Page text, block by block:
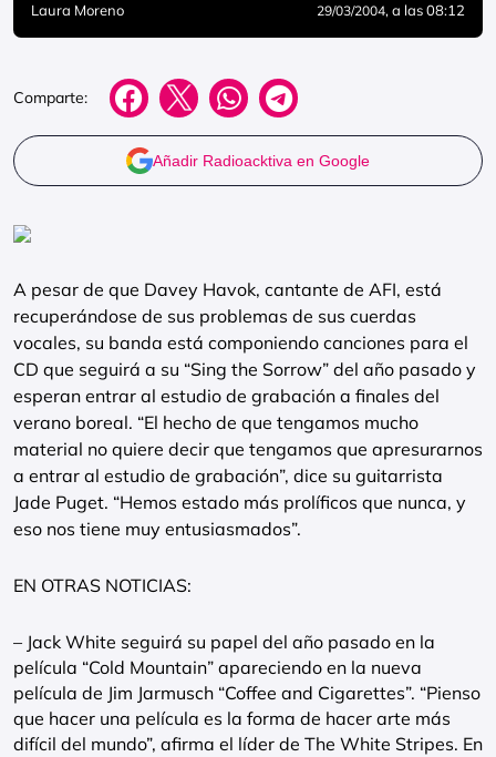
Laura Moreno 29/03/2004, a las 08:12
Comparte:
Añadir Radioacktiva en Google
A pesar de que Davey Havok, cantante de AFI, está
recuperándose de sus problemas de sus cuerdas
vocales, su banda está componiendo canciones para el
CD que seguirá a su “Sing the Sorrow” del año pasado y
esperan entrar al estudio de grabación a finales del
verano boreal. “El hecho de que tengamos mucho
material no quiere decir que tengamos que apresurarnos
a entrar al estudio de grabación”, dice su guitarrista
Jade Puget. “Hemos estado más prolíficos que nunca, y
eso nos tiene muy entusiasmados”.
EN OTRAS NOTICIAS:
– Jack White seguirá su papel del año pasado en la
película “Cold Mountain” apareciendo en la nueva
película de Jim Jarmusch “Coffee and Cigarettes”. “Pienso
que hacer una película es la forma de hacer arte más
difícil del mundo”, afirma el líder de The White Stripes. En